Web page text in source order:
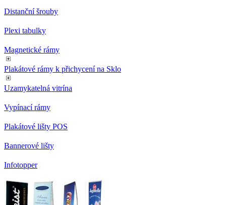
Distanční šrouby
Plexi tabulky
Magnetické rámy
Plakátové rámy k přichycení na Sklo
Uzamykatelná vitrína
Vypínací rámy
Plakátové lišty POS
Bannerové lišty
Infotopper